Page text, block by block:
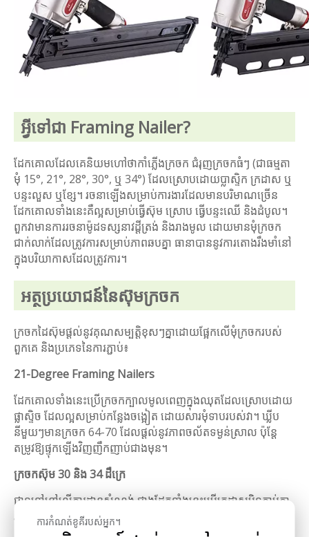
អ្វី​ទៅ​ជា Framing Nailer?
ដែកគោល​ដែល​គេ​និយម​ហៅថា​កាំភ្លើង​ក្រចក ជំរុញ​ក្រចក​ធំៗ (ជាធម្មតា​
មុំ 15°, 21°, 28°, 30°, ឬ 34°) ដែល​ស្រោប​ដោយ​ប្លាស្ទិក ក្រដាស ឬ​
បន្ទះ​លួស ឬ​ខ្សែ។ រចនាឡើងសម្រាប់ការងារដែលមានបរិមាណច្រើន
ដែកគោលទាំងនេះគឺល្អសម្រាប់ធ្វើស៊ុម ស្រោប ធ្វើបន្ទះឈើ និងដំបូល។
ពួកវាមានការរចនាម៉ូដទស្សនាវដ្តីត្រង់ និងរាងមូល ដោយមានមុំក្រចក
ជាក់លាក់ដែលត្រូវការសម្រាប់ភាពឆបគ្នា ធានាបាននូវការតោងរឹងមាំនៅ
ក្នុងបរិយាកាសដែលត្រូវការ។
អត្ថប្រយោជន៍នៃស៊ុមក្រចក
ក្រចកដៃស៊ុមផ្តល់នូវគុណសម្បត្តិខុសៗគ្នាដោយផ្អែកលើមុំក្រចករបស់
ពួកគេ និងប្រភេទនៃការភ្ជាប់៖
21-Degree Framing Nailers
ដែកគោលទាំងនេះប្រើក្រចកក្បាលមូលពេញក្នុងឈុតដែលស្រោបដោយ
ផ្លាស្ទិច ដែលល្អសម្រាប់កន្លែងចង្អៀត ដោយសារមុំទាបរបស់វា។ ឃ្លីប
នីមួយៗមានក្រចក 64-70 ដែលផ្តល់នូវភាពចល័តទម្ងន់ស្រាល ប៉ុន្តែ
តម្រូវឱ្យផ្ទុកឡើងវិញញឹកញាប់ជាងមុន។
ក្រចកស៊ុម 30 និង 34 ដឺក្រេ
ជាទូទៅនៅលើការដ្ឋានសំណង់ ជាងដែកទាំងនេះប្រើក្រដាសបិទភ្ជាប់គ្នា
រហូតដល់ 94 ក្រចកក្នុងមួយបន្ទះ កាត់បន្ថយភាពរញ៉េរញ៉ៃ និងបង្កើន
សុវត្ថិភាពនៅជ្រុងតឹង។ ពួកវាធ្ងន់ជាង ប៉ុន្តែល្អសម្រាប់គម្រោងធំៗ។
ការកំណត់ខូគីរបស់អ្នក។